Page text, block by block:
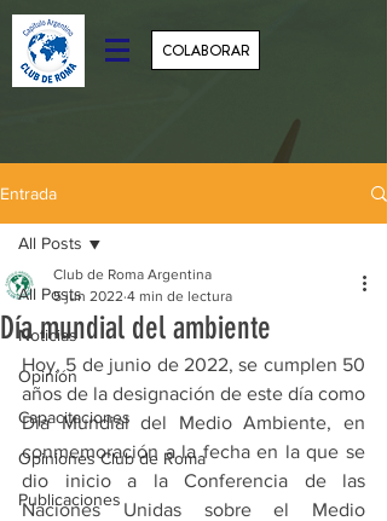
COLABORAR
Entrada
All Posts
Noticias
Opinión
Capacitaciones
Opiniones Club de Roma
Publicaciones
All Posts
Día mundial del ambiente
Club de Roma Argentina
5 jun 2022 4 min de lectura
Hoy, 5 de junio de 2022, se cumplen 50
años de la designación de este día como
Día Mundial del Medio Ambiente, en
conmemoración a la fecha en la que se
dio inicio a la Conferencia de las
Naciones Unidas sobre el Medio